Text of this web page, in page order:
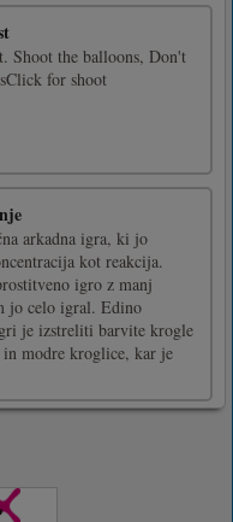
Shoot the balloons, Don't
for shoot
arkadna igra, ki jo
kot reakcija.
igro z manj
jo celo igral. Edino
je izstreliti barvite krogle
modre kroglice, kar je